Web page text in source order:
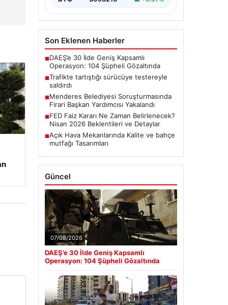
Son Eklenen Haberler
■DAEŞ’e 30 İlde Geniş Kapsamlı
Operasyon: 104 Şüpheli Gözaltında
■Trafikte tartıştığı sürücüye testereyle
saldırdı
■Menderes Belediyesi Soruşturmasında
Firari Başkan Yardımcısı Yakalandı
■FED Faiz Kararı Ne Zaman Belirlenecek?
Nisan 2026 Beklentileri ve Detaylar
■Açık Hava Mekanlarında Kalite ve bahçe
mutfağı Tasarımları
Güncel
07/08/2026
DAEŞ’e 30 İlde Geniş Kapsamlı
Operasyon: 104 Şüpheli Gözaltında